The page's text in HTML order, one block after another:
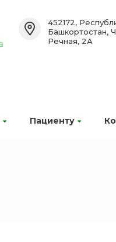
Пациенту
452172,
Башкортостан,
Речная, 2А